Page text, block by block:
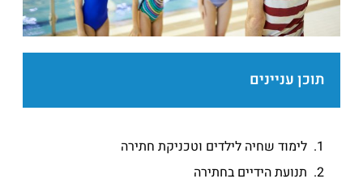
תוכן עניינים
לימוד שחיה לילדים וטכניקת חתירה
תנועת הידיים בחתירה